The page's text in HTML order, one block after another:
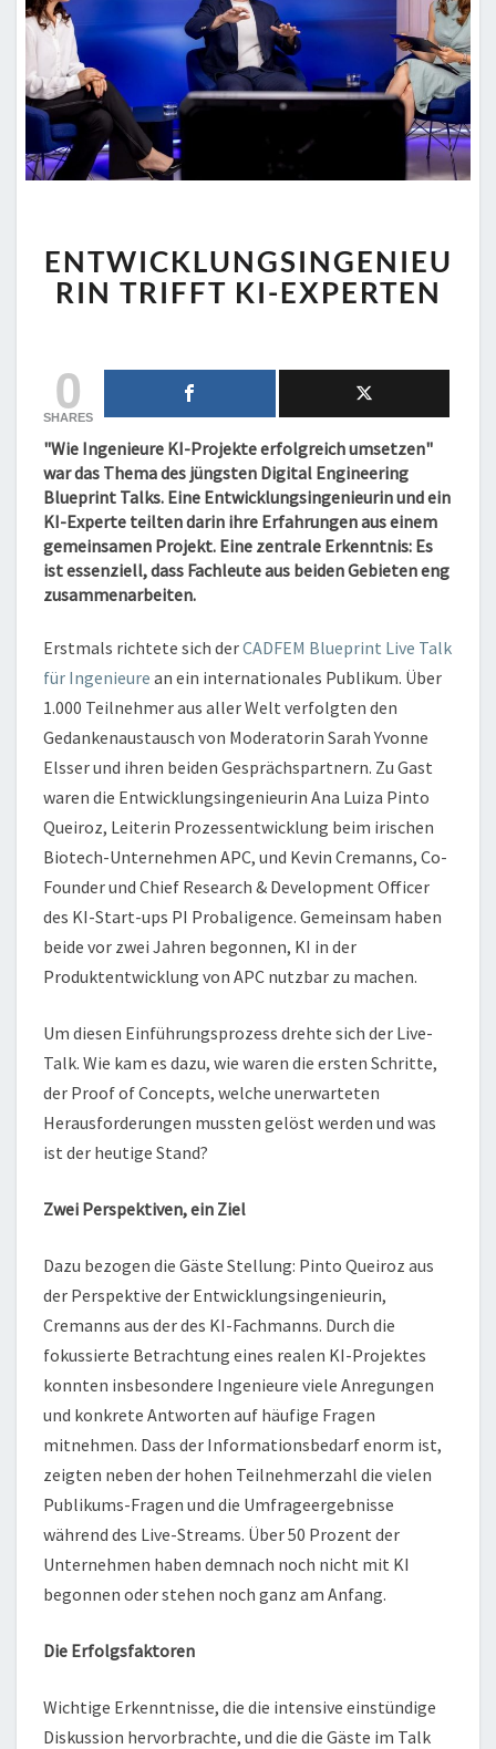
TRIFFT
KI-
EXPERTEN
ENTWICKLUNGSINGENIEU
RIN TRIFFT KI-EXPERTEN
0
SHARES
"Wie Ingenieure KI-Projekte erfolgreich umsetzen"
war das Thema des jüngsten Digital Engineering
Blueprint Talks. Eine Entwicklungsingenieurin und ein
KI-Experte teilten darin ihre Erfahrungen aus einem
gemeinsamen Projekt. Eine zentrale Erkenntnis: Es
ist essenziell, dass Fachleute aus beiden Gebieten eng
zusammenarbeiten.
Erstmals richtete sich derCADFEM Blueprint Live Talk
für Ingenieure an ein internationales Publikum. Über
1.000 Teilnehmer aus aller Welt verfolgten den
Gedankenaustausch von Moderatorin Sarah Yvonne
Elsser und ihren beiden Gesprächspartnern. Zu Gast
waren die Entwicklungsingenieurin Ana Luiza Pinto
Queiroz, Leiterin Prozessentwicklung beim irischen
Biotech-Unternehmen APC, und Kevin Cremanns, Co-
Founder und Chief Research & Development Officer
des KI-Start-ups PI Probaligence. Gemeinsam haben
beide vor zwei Jahren begonnen, KI in der
Produktentwicklung von APC nutzbar zu machen.
Um diesen Einführungsprozess drehte sich der Live-
Talk. Wie kam es dazu, wie waren die ersten Schritte,
der Proof of Concepts, welche unerwarteten
Herausforderungen mussten gelöst werden und was
ist der heutige Stand?
Zwei Perspektiven, ein Ziel
Dazu bezogen die Gäste Stellung: Pinto Queiroz aus
der Perspektive der Entwicklungsingenieurin,
Cremanns aus der des KI-Fachmanns. Durch die
fokussierte Betrachtung eines realen KI-Projektes
konnten insbesondere Ingenieure viele Anregungen
und konkrete Antworten auf häufige Fragen
mitnehmen. Dass der Informationsbedarf enorm ist,
zeigten neben der hohen Teilnehmerzahl die vielen
Publikums-Fragen und die Umfrageergebnisse
während des Live-Streams. Über 50 Prozent der
Unternehmen haben demnach noch nicht mit KI
begonnen oder stehen noch ganz am Anfang.
Die Erfolgsfaktoren
Wichtige Erkenntnisse, die die intensive einstündige
Diskussion hervorbrachte, und die die Gäste im Talk